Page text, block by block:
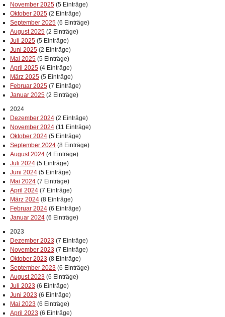
November 2025 (5 Einträge)
Oktober 2025 (2 Einträge)
September 2025 (6 Einträge)
August 2025 (2 Einträge)
Juli 2025 (5 Einträge)
Juni 2025 (2 Einträge)
Mai 2025 (5 Einträge)
April 2025 (4 Einträge)
März 2025 (5 Einträge)
Februar 2025 (7 Einträge)
Januar 2025 (2 Einträge)
2024
Dezember 2024 (2 Einträge)
November 2024 (11 Einträge)
Oktober 2024 (5 Einträge)
September 2024 (8 Einträge)
August 2024 (4 Einträge)
Juli 2024 (5 Einträge)
Juni 2024 (5 Einträge)
Mai 2024 (7 Einträge)
April 2024 (7 Einträge)
März 2024 (8 Einträge)
Februar 2024 (6 Einträge)
Januar 2024 (6 Einträge)
2023
Dezember 2023 (7 Einträge)
November 2023 (7 Einträge)
Oktober 2023 (8 Einträge)
September 2023 (6 Einträge)
August 2023 (6 Einträge)
Juli 2023 (6 Einträge)
Juni 2023 (6 Einträge)
Mai 2023 (6 Einträge)
April 2023 (6 Einträge)